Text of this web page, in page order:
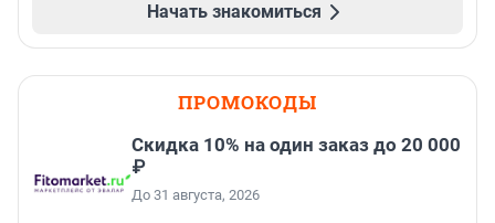
Начать знакомиться
ПРОМОКОДЫ
Скидка 10% на один заказ до 20 000
₽
До 31 августа, 2026